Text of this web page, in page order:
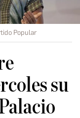
Popular
su